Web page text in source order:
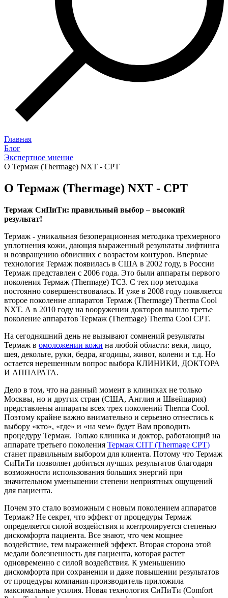
Главная
Блог
Экспертное мнение
О Термаж (Thermage) NXT - CPT
О Термаж (Thermage) NXT - CPT
Термаж СиПиТи: правильный выбор – высокий
результат!
Термаж - уникальная безоперационная методика трехмерного
уплотнения кожи, дающая выраженный результаты лифтинга
и возвращению обвисших с возрастом контуров. Впервые
технология Термаж появилась в США в 2002 году, в России
Термаж представлен с 2006 года. Это были аппараты первого
поколения Термаж (Thermage) TC3. С тех пор методика
постоянно совершенствовалась. И уже в 2008 году появляется
второе поколение аппаратов Термаж (Thermage) Therma Cool
NXT. А в 2010 году на вооружении докторов вышло третье
поколение аппаратов Термаж (Thermage) Therma Cool CPT.
На сегодняшний день не вызывают сомнений результаты
Термаж в омоложении кожи на любой области: веки, лицо,
шея, декольте, руки, бедра, ягодицы, живот, колени и т.д. Но
остается нерешенным вопрос выбора КЛИНИКИ, ДОКТОРА
И АППАРАТА.
Дело в том, что на данный момент в клиниках не только
Москвы, но и других стран (США, Англия и Швейцария)
представлены аппараты всех трех поколений Therma Cool.
Поэтому крайне важно внимательно и серьезно отнестись к
выбору «кто», «где» и «на чем» будет Вам проводить
процедуру Термаж. Только клиника и доктор, работающий на
аппарате третьего поколения Термаж СПТ (Thermage CPT)
станет правильным выбором для клиента. Потому что Термаж
СиПиТи позволяет добиться лучших результатов благодаря
возможности использования больших энергий при
значительном уменьшении степени неприятных ощущений
для пациента.
Почем это стало возможным с новым поколением аппаратов
Термаж? Не секрет, что эффект от процедуры Термаж
определяется силой воздействия и контролируется степенью
дискомфорта пациента. Все знают, что чем мощнее
воздействие, тем выраженней эффект. Вторая сторона этой
медали болезненность для пациента, которая растет
одновременно с силой воздействия. К уменьшению
дискомфорта при сохранении и даже повышении результатов
от процедуры компания-производитель приложила
максимальные усилия. Новая технология СиПиТи (Comfort